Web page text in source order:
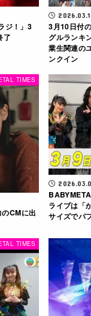
ジ！」3
了
3月10日付
グルランキ
業生関連の
ンクイン
TIMES
CMに出
ライブは「
サイズでパ
TIMES